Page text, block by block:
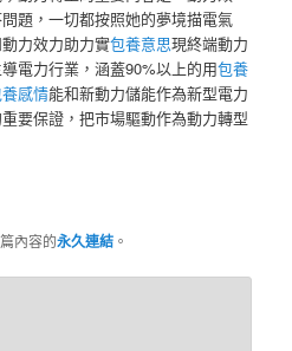
題，一切都按照她的夢境描電氣
力效力助力實包養意思現終端動力
電力行業，涵蓋90%以上的用包養
感情能和新動力儲能作為新型電力
要保證，把市場驅動作為動力轉型
內容的永久連結 。